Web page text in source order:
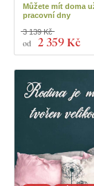
Můžete mít doma
pracovní dny
od 2 359 Kč
3 139 Kč